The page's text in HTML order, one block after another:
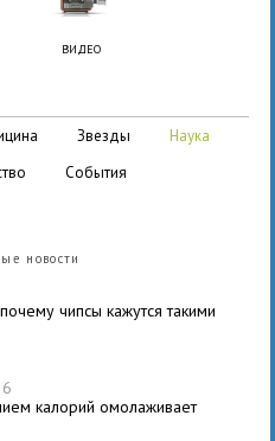
ВИДЕО
звезды
наука
события
новости
чипсы кажутся такими
калорий омолаживает